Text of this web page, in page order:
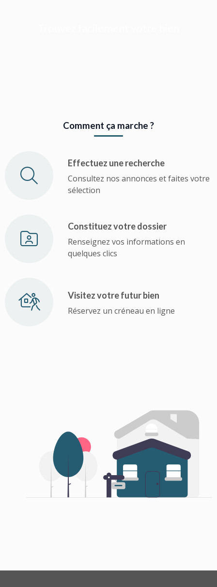
Comment ça marche ?
Effectuez une recherche
Consultez nos annonces et faites votre
sélection
Constituez votre dossier
Renseignez vos informations en
quelques clics
Visitez votre futur bien
Réservez un créneau en ligne